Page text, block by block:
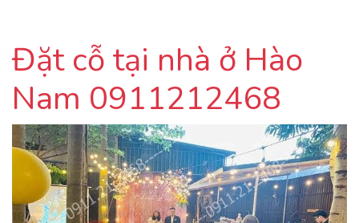
Đặt cỗ tại nhà ở Hào
Nam 0911212468